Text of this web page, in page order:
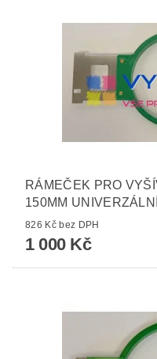
RÁMEČEK PRO
150MM UNIVERZÁLNÍ
826 Kč bez DPH
1 000 Kč